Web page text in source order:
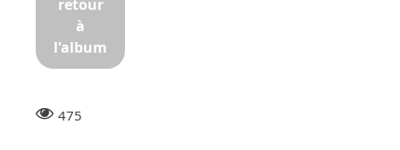
retour
à
l'album
475